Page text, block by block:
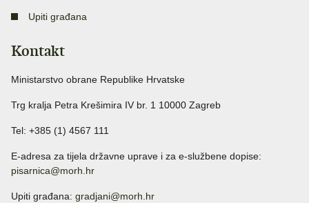
Upiti građana
Kontakt
Ministarstvo obrane Republike Hrvatske
Trg kralja Petra Krešimira IV br. 1 10000 Zagreb
Tel: +385 (1) 4567 111
E-adresa za tijela državne uprave i za e-službene dopise:
pisarnica@morh.hr
Upiti građana: gradjani@morh.hr